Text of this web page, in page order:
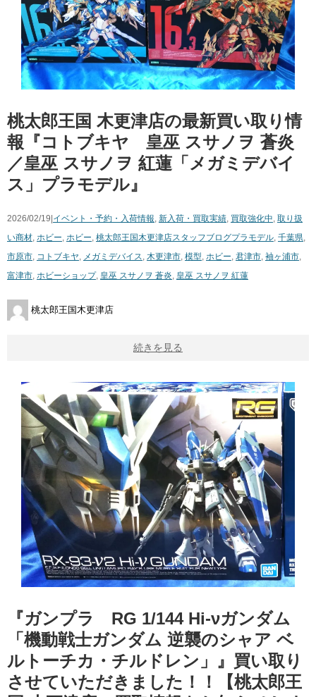
桃太郎王国 木更津店の最新買い取り情
報『コトブキヤ 皇巫 スサノヲ 蒼炎
／皇巫 スサノヲ 紅蓮「メガミデバイ
ス」プラモデル』
2026/02/19|イベント・予約・入荷情報 新入荷・買取実績 買取強化中 取り扱
い商材 ホビー ホビー 桃太郎王国木更津店スタッフブログプラモデル 千葉県
市原市 コトブキヤ メガミデバイス 木更津市 模型 ホビー 君津市 袖ヶ浦市
富津市 ホビーショップ, 皇巫 スサノヲ 蒼炎 皇巫 スサノヲ 紅蓮
桃太郎王国木更津店
続きを見る
『ガンプラ RG 1/144 Hi-νガンダム
「機動戦士ガンダム 逆襲のシャア ベ
ルトーチカ・チルドレン」』買い取り
させていただきました！！【桃太郎王